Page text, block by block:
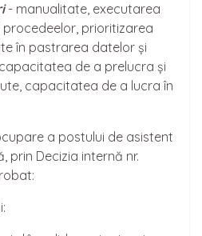
- manualitate, executarea
prioritizarea
în pastrarea datelor și
de a prelucra și
capacitatea de a lucra în
a postului de asistent
prin Decizia internă nr.